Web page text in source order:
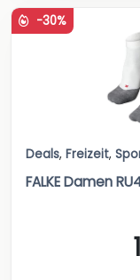
-30%
Deals, Freizeit,
FALKE Damen